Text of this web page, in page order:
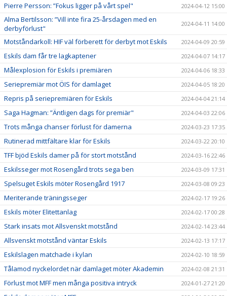
Pierre Persson: ”Fokus ligger på vårt spel" 2024-04-12 15:00
Alma Bertilsson: ”Vill inte fira 25-årsdagen med en
derbyförlust"
2024-04-11 14:00
Motståndarkoll: HIF väl förberett för derbyt mot Eskils 2024-04-09 20:59
Eskils dam får tre lagkaptener 2024-04-07 14:17
Målexplosion för Eskils i premiären 2024-04-06 18:33
Seriepremiär mot ÖIS för damlaget 2024-04-05 18:20
Repris på seriepremiären för Eskils 2024-04-04 21:14
Saga Hagman: ”Äntligen dags för premiär" 2024-04-03 22:06
Trots många chanser förlust för damerna 2024-03-23 17:35
Rutinerad mittfältare klar för Eskils 2024-03-22 20:10
TFF bjöd Eskils damer på för stort motstånd 2024-03-16 22:46
Eskilsseger mot Rosengård trots sega ben 2024-03-09 17:31
Spelsuget Eskils möter Rosengård 1917 2024-03-08 09:23
Meriterande träningsseger 2024-02-17 19:26
Eskils möter Elitettanlag 2024-02-17 00:28
Stark insats mot Allsvenskt motstånd 2024-02-14 23:44
Allsvenskt motstånd väntar Eskils 2024-02-13 17:17
Eskilslagen matchade i kylan 2024-02-10 18:59
Tålamod nyckelordet när damlaget möter Akademin 2024-02-08 21:31
Förlust mot MFF men många positiva intryck 2024-01-27 21:20